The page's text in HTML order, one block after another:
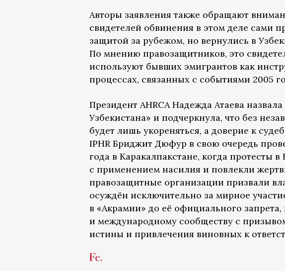
Авторы заявления также обращают
свидетелей обвинения в этом деле сами
защитой за рубежом, но вернулись в
По мнению правозащитников, это
используют бывших эмигрантов как
процессах, связанных с событиями 2005
Президент AHRCA Надежда Атаева
Узбекистана» и подчеркнула, что без
будет лишь укореняться, а доверие к
IPHR Бриджит Дюфур в свою очередь
года в Каракалпакстане, когда протесты
с применением насилия и повлекли
правозащитные организации призвали
осуждён исключительно за мирное
в «Акрамии» до её официального
и международному сообществу с
истины и привлечения виновных к